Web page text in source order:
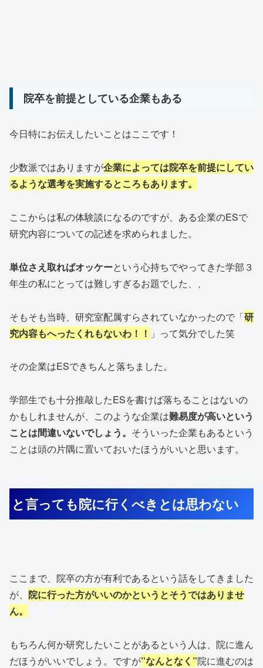
院卒を前提としている企業もある
今日特にお伝えしたいことはここです！
少数派ではありますが企業によっては院卒を前提にしてい
るような選考を実施するところもあります。
ここからは私の体験談になるのですが、ある企業のESで
研究内容についての記述を求められました。
単位さえ取ればオッケーという心持ちでやってきた学部３
年生の私にとっては難しすぎるお題でした、、
そもそも当時、研究室配属すらされていなかったので「研
究内容もへったくれもないわ！！ 」って気分でした笑
その企業はESできちんと落ちました。
学部生でも十分推敲したESを書けば落ちることはないの
かもしれませんが、このような企業は難易度が高いという
ことは間違いないでしょう。 そういった企業もあるという
ことは頭の片隅に置いておいたほうがいいと思います。
と言っても院に行くべきとは思わない
ここまで、院卒の方が有利であるという話をしてきました
が、 院に行った方がいいのかというとそうではありませ
ん。
もちろん何か研究したいことがあるという人は、院に進ん
だほうがいいでしょう。ですが”なんとなく”院に進むのは